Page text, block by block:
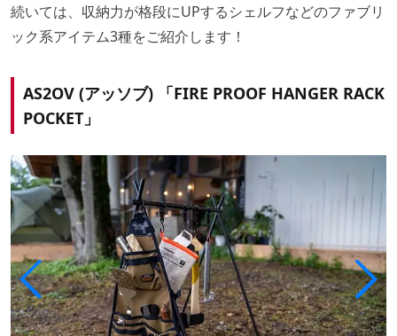
続いては、収納力が格段にUPするシェルフなどのファブリ
ック系アイテム3種をご紹介します！
AS2OV (アッソブ) 「FIRE PROOF HANGER RACK
POCKET」